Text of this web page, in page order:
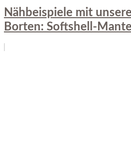
Nähbeispiele mit
Borten: Softshell-Mantel